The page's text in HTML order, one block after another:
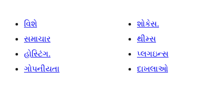
વિશે
સમાચાર
હોસ્ટિંગ.
ગોપનીયતા
શોકેસ.
થીમ્સ
પ્લગઇન્સ
દાખલાઓ